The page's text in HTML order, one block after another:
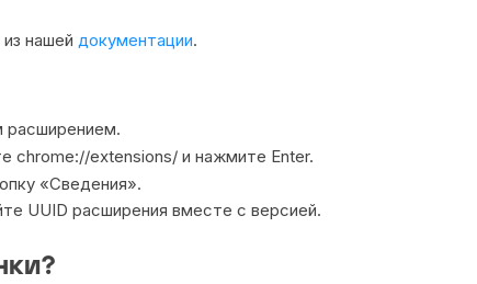
нашей документации.
расширением.
chrome://extensions/ и нажмите Enter.
«Сведения».
UUID расширения вместе с версией.